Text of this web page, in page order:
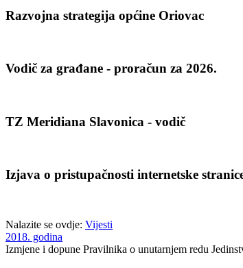
Razvojna strategija općine Oriovac
Vodič za građane - proračun za 2026.
TZ Meridiana Slavonica - vodič
Izjava o pristupačnosti internetske
Nalazite se ovdje: Vijesti
2018. godina
Izmjene i dopune Pravilnika o unutarnjem redu